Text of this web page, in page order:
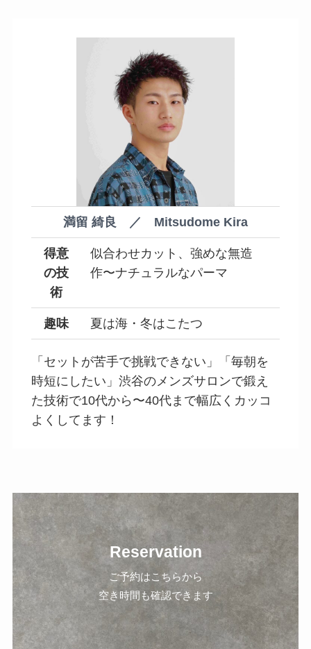
満留 綺良 ／ Mitsudome Kira
得意
の技
術
似合わせカット、強めな無造
作〜ナチュラルなパーマ
趣味 夏は海・冬はこたつ
「セットが苦手で挑戦できない」「毎朝を
時短にしたい」渋谷のメンズサロンで鍛え
た技術で10代から〜40代まで幅広くカッコ
よくしてます！
Reservation
ご予約はこちらから
空き時間も確認できます